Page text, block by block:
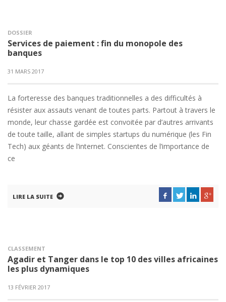
DOSSIER
Services de paiement : fin du monopole des
banques
31 MARS 2017
La forteresse des banques traditionnelles a des difficultés à
résister aux assauts venant de toutes parts. Partout à travers le
monde, leur chasse gardée est convoitée par d’autres arrivants
de toute taille, allant de simples startups du numérique (les Fin
Tech) aux géants de l’internet. Conscientes de l’importance de
ce
LIRE LA SUITE
CLASSEMENT
Agadir et Tanger dans le top 10 des villes africaines
les plus dynamiques
13 FÉVRIER 2017